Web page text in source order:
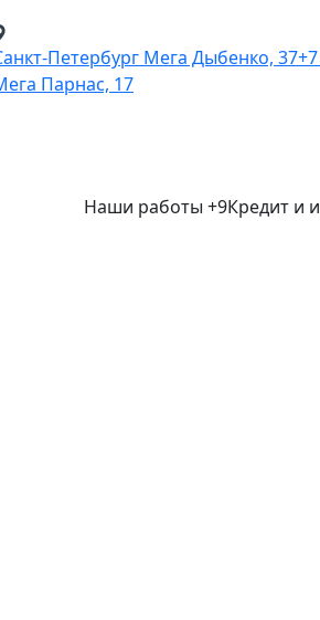
Петербург Мега Дыбенко, 37
Парнас, 17
Наши работы +9Кредит и